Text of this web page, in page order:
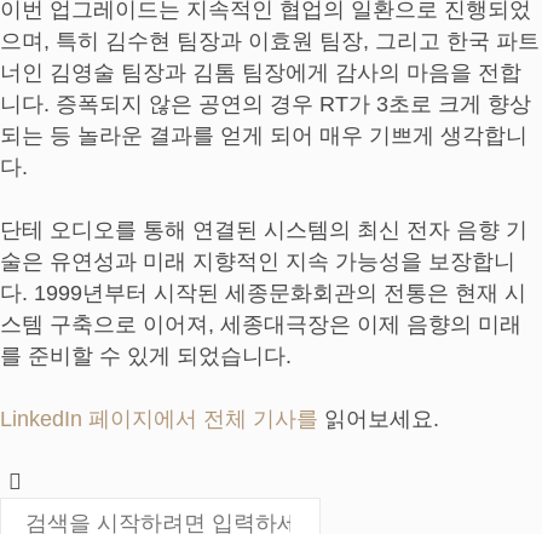
이번 업그레이드는 지속적인 협업의 일환으로 진행되었
으며, 특히 김수현 팀장과 이효원 팀장, 그리고 한국 파트
너인 김영술 팀장과 김톰 팀장에게 감사의 마음을 전합
니다. 증폭되지 않은 공연의 경우 RT가 3초로 크게 향상
되는 등 놀라운 결과를 얻게 되어 매우 기쁘게 생각합니
다.
단테 오디오를 통해 연결된 시스템의 최신 전자 음향 기
술은 유연성과 미래 지향적인 지속 가능성을 보장합니
다. 1999년부터 시작된 세종문화회관의 전통은 현재 시
스템 구축으로 이어져, 세종대극장은 이제 음향의 미래
를 준비할 수 있게 되었습니다.
LinkedIn 페이지에서 전체 기사를 읽어보세요.